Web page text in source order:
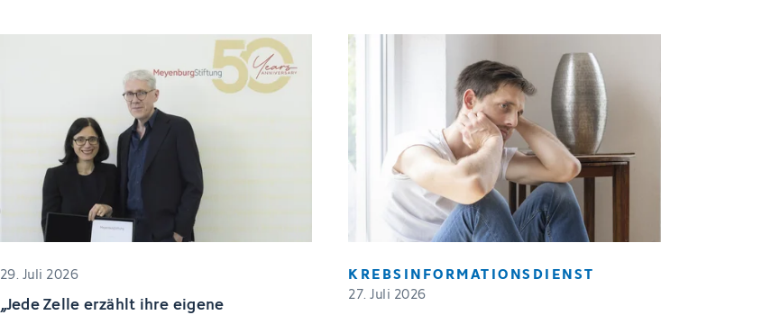
29. Juli 2026
„Jede Zelle erzählt ihre eigene
KREBSINFORMATIONSDIENST
27. Juli 2026